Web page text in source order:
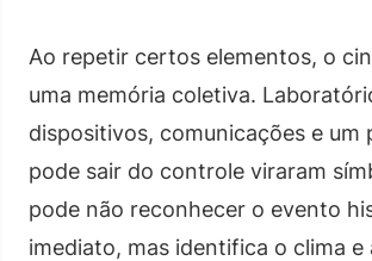
Ao repetir certos elementos, o
uma memória coletiva.
dispositivos, comunicações e um
pode sair do controle viraram
pode não reconhecer o evento
imediato, mas identifica o clima e